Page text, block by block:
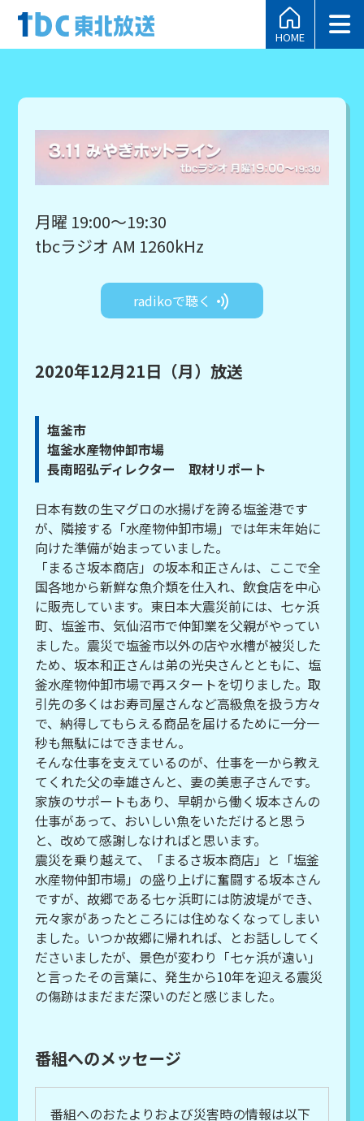
HOME
月曜 19:00～19:30
tbcラジオ AM 1260kHz
radikoで聴く
2020年12月21日（月）放送
塩釜市
塩釜水産物仲卸市場
長南昭弘ディレクター 取材リポート
日本有数の生マグロの水揚げを誇る塩釜港です
が、隣接する「水産物仲卸市場」では年末年始に
向けた準備が始まっていました。
「まるさ坂本商店」の坂本和正さんは、ここで全
国各地から新鮮な魚介類を仕入れ、飲食店を中心
に販売しています。東日本大震災前には、七ヶ浜
町、塩釜市、気仙沼市で仲卸業を父親がやってい
ました。震災で塩釜市以外の店や水槽が被災した
ため、坂本和正さんは弟の光央さんとともに、塩
釜水産物仲卸市場で再スタートを切りました。取
引先の多くはお寿司屋さんなど高級魚を扱う方々
で、納得してもらえる商品を届けるために一分一
秒も無駄にはできません。
そんな仕事を支えているのが、仕事を一から教え
てくれた父の幸雄さんと、妻の美恵子さんです。
家族のサポートもあり、早朝から働く坂本さんの
仕事があって、おいしい魚をいただけると思う
と、改めて感謝しなければと思います。
震災を乗り越えて、「まるさ坂本商店」と「塩釜
水産物仲卸市場」の盛り上げに奮闘する坂本さん
ですが、故郷である七ヶ浜町には防波堤ができ、
元々家があったところには住めなくなってしまい
ました。いつか故郷に帰れれば、とお話ししてく
ださいましたが、景色が変わり「七ヶ浜が遠い」
と言ったその言葉に、発生から10年を迎える震災
の傷跡はまだまだ深いのだと感じました。
番組へのメッセージ
番組へのおたよりおよび災害時の情報は以下